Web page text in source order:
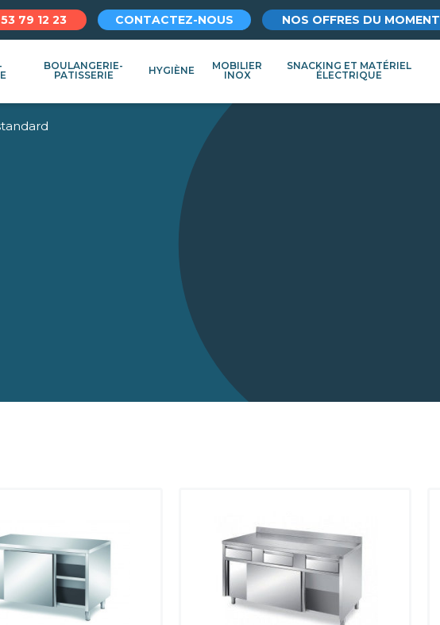
79 12 23 CONTACTEZ-NOUS NOS OFFRES DU MOMENT
BOULANGERIE-
PATISSERIE
HYGIÈNE
MOBILIER
INOX
SNACKING ET MATÉRIEL
ÉLECTRIQUE